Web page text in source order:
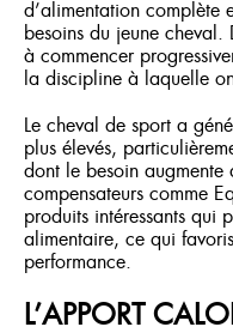
d’alimentation complète
besoins du jeune
à commencer
la discipline à laquelle
Le cheval de sport a
plus élevés,
dont le besoin augmente
compensateurs comme
produits intéressants qui
alimentaire, ce qui
performance.
L’APPORT